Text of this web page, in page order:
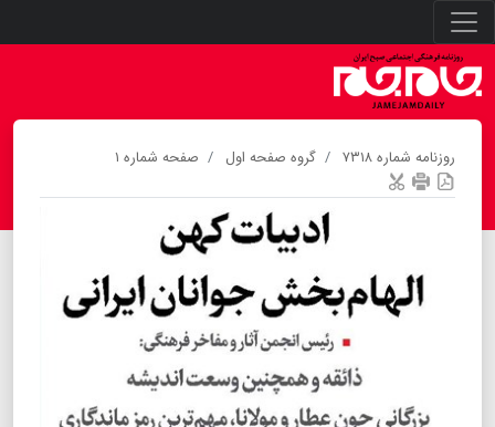
روزنامه شماره ۷۳۱۸ گروه صفحه اول صفحه شماره ۱